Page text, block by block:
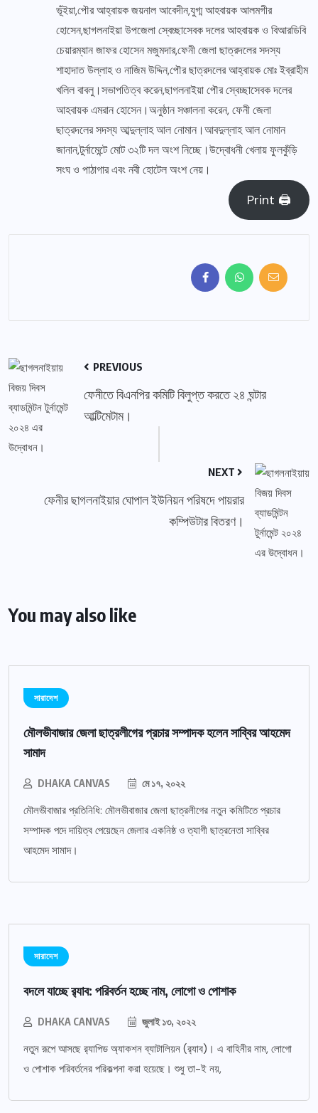
ভূঁইয়া,পৌর আহ্বায়ক জয়নাল আবেদীন,যুগ্ম আহবায়ক আলমগীর
হোসেন,ছাগলনাইয়া উপজেলা স্বেচ্ছাসেবক দলের আহবায়ক ও বিআরডিবি
চেয়ারম্যান জাফর হোসেন মজুমদার,ফেনী জেলা ছাত্রদলের সদস্য
শাহাদাত উল্লাহ ও নাজিম উদ্দিন,পৌর ছাত্রদলের আহ্বায়ক মোঃ ইব্রাহীম
খলিল বাবলু।সভাপতিত্ব করেন,ছাগলনাইয়া পৌর স্বেচ্ছাসেবক দলের
আহবায়ক এমরান হোসেন।অনুষ্ঠান সঞ্চালনা করেন, ফেনী জেলা
ছাত্রদলের সদস্য আব্দুল্লাহ আল নোমান।আবদুল্লাহ আল নোমান
জানান,টুর্নামেন্টে মোট ৩২টি দল অংশ নিচ্ছে।উদ্বোধনী খেলায় ফুলকুঁড়ি
সংঘ ও পাঠাগার এবং নবী হোটেল অংশ নেয়।
Print 🖨
PREVIOUS
ফেনীতে বিএনপির কমিটি বিলুপ্ত করতে ২৪ ঘন্টার
আল্টিমেটাম।
NEXT
ফেনীর ছাগলনাইয়ার ঘোপাল ইউনিয়ন পরিষদে পায়রার
কম্পিউটার বিতরণ।
You may also like
সারাদেশ
মৌলভীবাজার জেলা ছাত্রলীগের প্রচার সম্পাদক হলেন সাব্বির আহমেদ
সামাদ
DHAKA CANVAS মে ১৭, ২০২২
মৌলভীবাজার প্রতিনিধি: মৌলভীবাজার জেলা ছাত্রলীগের নতুন কমিটিতে প্রচার
সম্পাদক পদে দায়িত্ব পেয়েছেন জেলার একনিষ্ঠ ও ত্যাগী ছাত্রনেতা সাব্বির
আহমেদ সামাদ।
সারাদেশ
বদলে যাচ্ছে র‌্যাব: পরিবর্তন হচ্ছে নাম, লোগো ও পোশাক
DHAKA CANVAS জুলাই ১৩, ২০২২
নতুন রূপে আসছে র‌্যাপিড অ্যাকশন ব্যাটালিয়ন (র‌্যাব)। এ বাহিনীর নাম, লোগো
ও পোশাক পরিবর্তনের পরিকল্পনা করা হয়েছে। শুধু তা-ই নয়,